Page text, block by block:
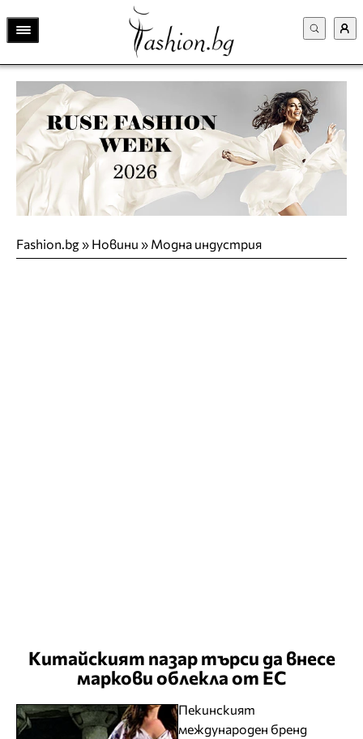
Fashion.bg» Новини » Модна индустрия
Китайският пазар търси да внесе
маркови облекла от ЕС
Пекинският
международен бренд